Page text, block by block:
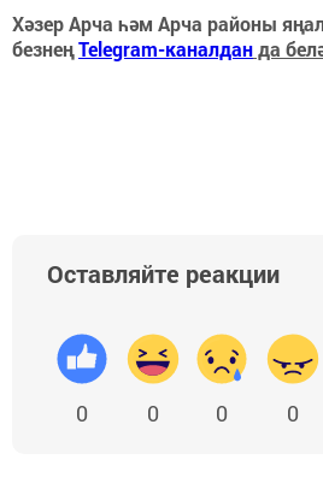
Хәзер Арча һәм Арча районы
безнеңTelegram-каналданда
Оставляйте реакции
0 0 0 0